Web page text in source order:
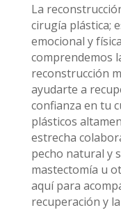
La
cirugía plástica;
emocional y
comprendemos
reconstrucción
ayudarte a
confianza en tu
plásticos
estrecha
pecho natural y
mastectomía u
aquí para
recuperación y